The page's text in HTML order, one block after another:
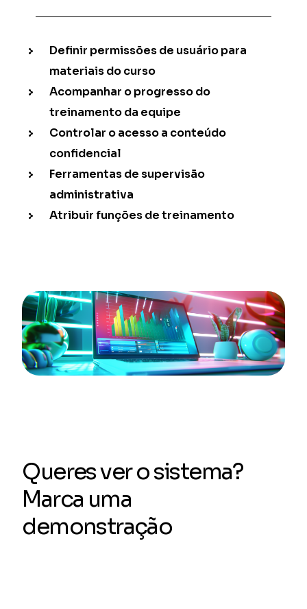
Definir permissões de usuário para
materiais do curso
Acompanhar o progresso do
treinamento da equipe
Controlar o acesso a conteúdo
confidencial
Ferramentas de supervisão
administrativa
Atribuir funções de treinamento
Queres ver o sistema?
Marca uma
demonstração